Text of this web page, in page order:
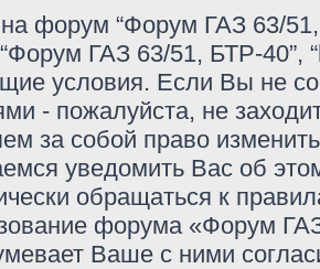
форум “Форум ГАЗ 63/
ГАЗ 63/51, БТР-40”,
условия. Если Вы не
- пожалуйста, не
за собой право
уведомить Вас об
обращаться к
форума «Форум
Ваше с ними